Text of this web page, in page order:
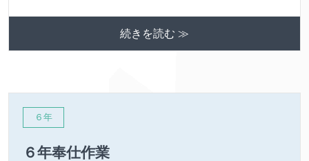
続きを読む ≫
６年
６年奉仕作業